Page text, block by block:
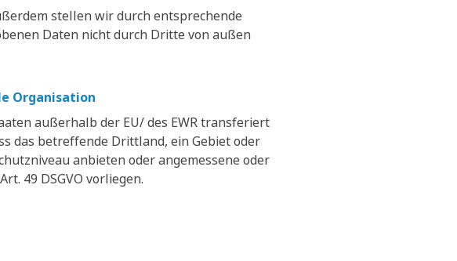
stellen wir durch entsprechende
Daten nicht durch Dritte von außen
Organisation
außerhalb der EU/ des EWR transferiert
das betreffende Drittland, ein Gebiet oder
anbieten oder angemessene oder
49 DSGVO vorliegen.